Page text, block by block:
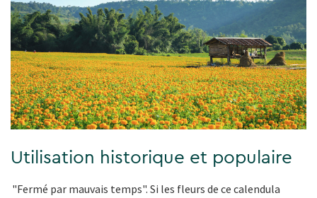
Utilisation historique et populaire
"Fermé par mauvais temps". Si les fleurs de ce calendula